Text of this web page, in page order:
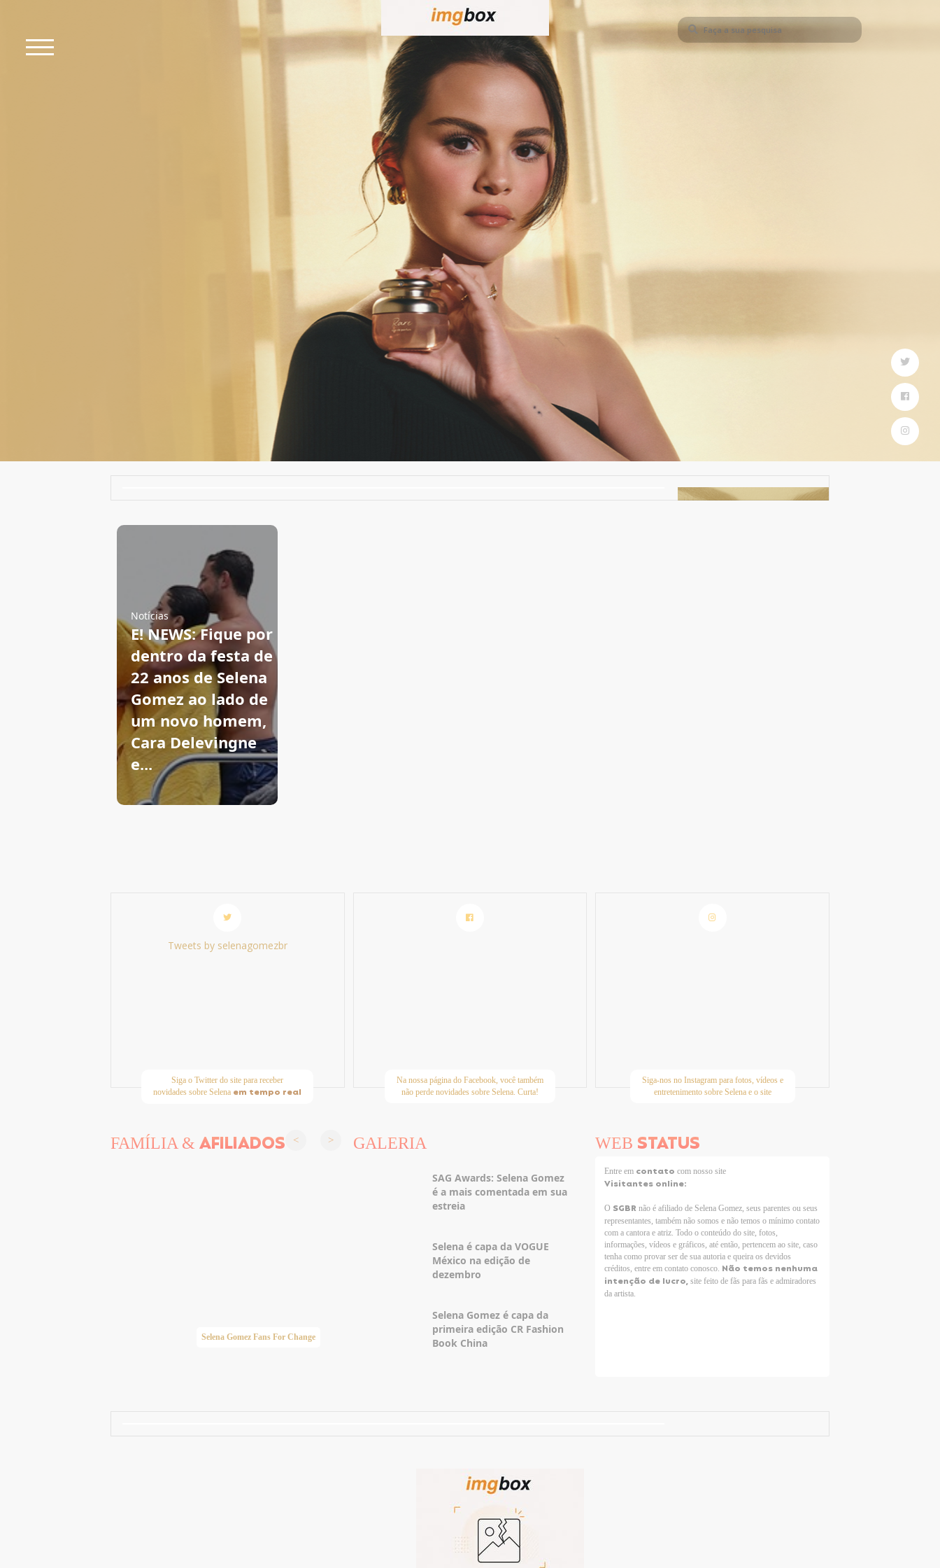
Notícias
E! NEWS: Fique por
dentro da festa de
22 anos de Selena
Gomez ao lado de
um novo homem,
Cara Delevingne
e...
Tweets by selenagomezbr
Siga o Twitter do site para receber
novidades sobre Selena em tempo real
Na nossa página do Facebook, você também
não perde novidades sobre Selena. Curta!
Siga-nos no Instagram para fotos, vídeos e
entretenimento sobre Selena e o site
FAMÍLIA & AFILIADOS
Selena Gomez Fans For Change Taylor Swift Brasil
GALERIA
SAG Awards: Selena Gomez
é a mais comentada em sua
estreia
Selena é capa da VOGUE
México na edição de
dezembro
Selena Gomez é capa da
primeira edição CR Fashion
Book China
WEB STATUS
Entre em contatocom nosso site
Visitantes online:
O SGBR não é afiliado de Selena Gomez, seus parentes ou seus
representantes, também não somos e não temos o mínimo contato
com a cantora e atriz. Todo o conteúdo do site, fotos,
informações, vídeos e gráficos, até então, pertencem ao site, caso
tenha como provar ser de sua autoria e queira os devidos
créditos, entre em contato conosco. Não temos nenhuma
intenção de lucro,site feito de fãs para fãs e admiradores
da artista.